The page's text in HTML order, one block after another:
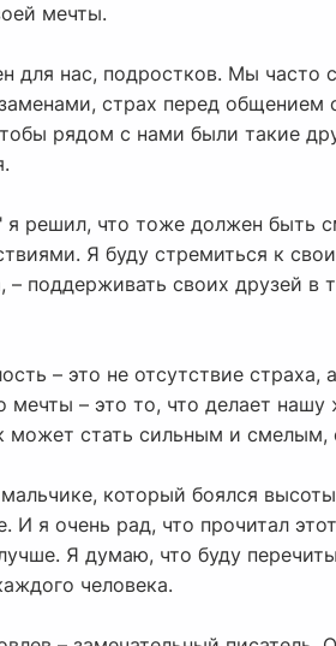
мечты.
для нас, подростков. Мы
страх перед
рядом с нами были такие
решил, что тоже должен быть
Я буду стремиться к
– поддерживать своих друзей
– это не отсутствие
– это то, что делает
стать сильным и смелым,
который боялся
я очень рад, что прочитал
Я думаю, что буду
человека.